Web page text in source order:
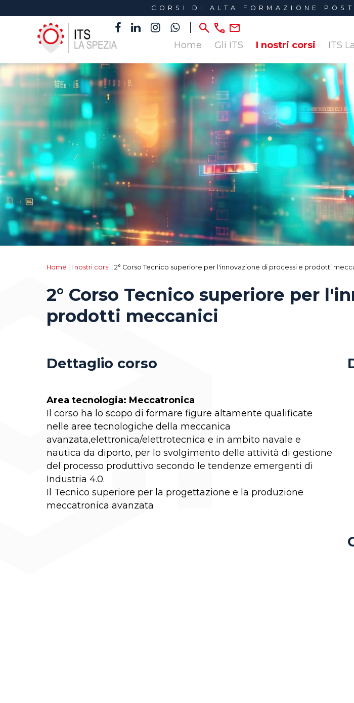
CORSI DI ALTA FORMAZIONE
Home Gli ITS I nostri corsi ITS
Home I nostri corsi 2° Corso Tecnico superiore per l'innovazione di processi e prodotti
2° Corso Tecnico superiore per
prodotti meccanici
Dettaglio corso
Area tecnologia: Meccatronica
Il corso ha lo scopo di formare figure altamente qualificate
nelle aree tecnologiche della meccanica
avanzata,elettronica/elettrotecnica e in ambito navale e
nautica da diporto, per lo svolgimento delle attività di gestione
del processo produttivo secondo le tendenze emergenti di
Industria 4.0.
Il Tecnico superiore per la progettazione e la produzione
meccatronica avanzata